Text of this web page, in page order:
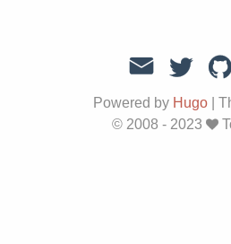
Powered by Hugo
© 2008 - 2023